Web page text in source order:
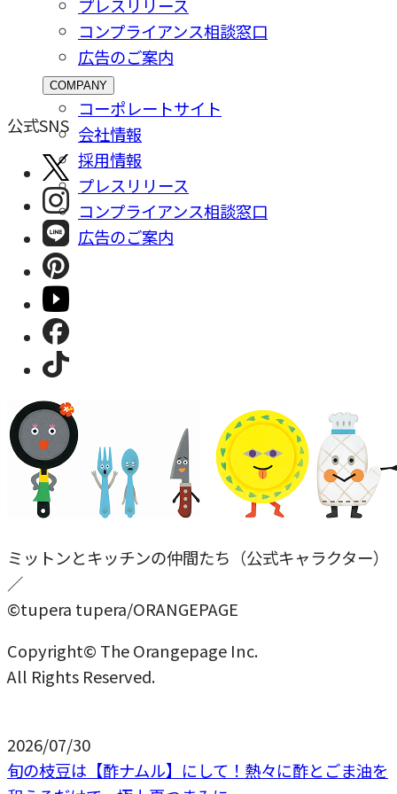
プレスリリース
コンプライアンス相談窓⼝
広告のご案内
COMPANY
コーポレートサイト
会社情報
採⽤情報
プレスリリース
コンプライアンス相談窓⼝
広告のご案内
公式SNS
ミットンとキッチンの仲間たち（公式キャラクター）
／
©tupera tupera/ORANGEPAGE
Copyright© The Orangepage Inc.
All Rights Reserved.
2026/07/30
旬の枝豆は【酢ナムル】にして！熱々に酢とごま油を